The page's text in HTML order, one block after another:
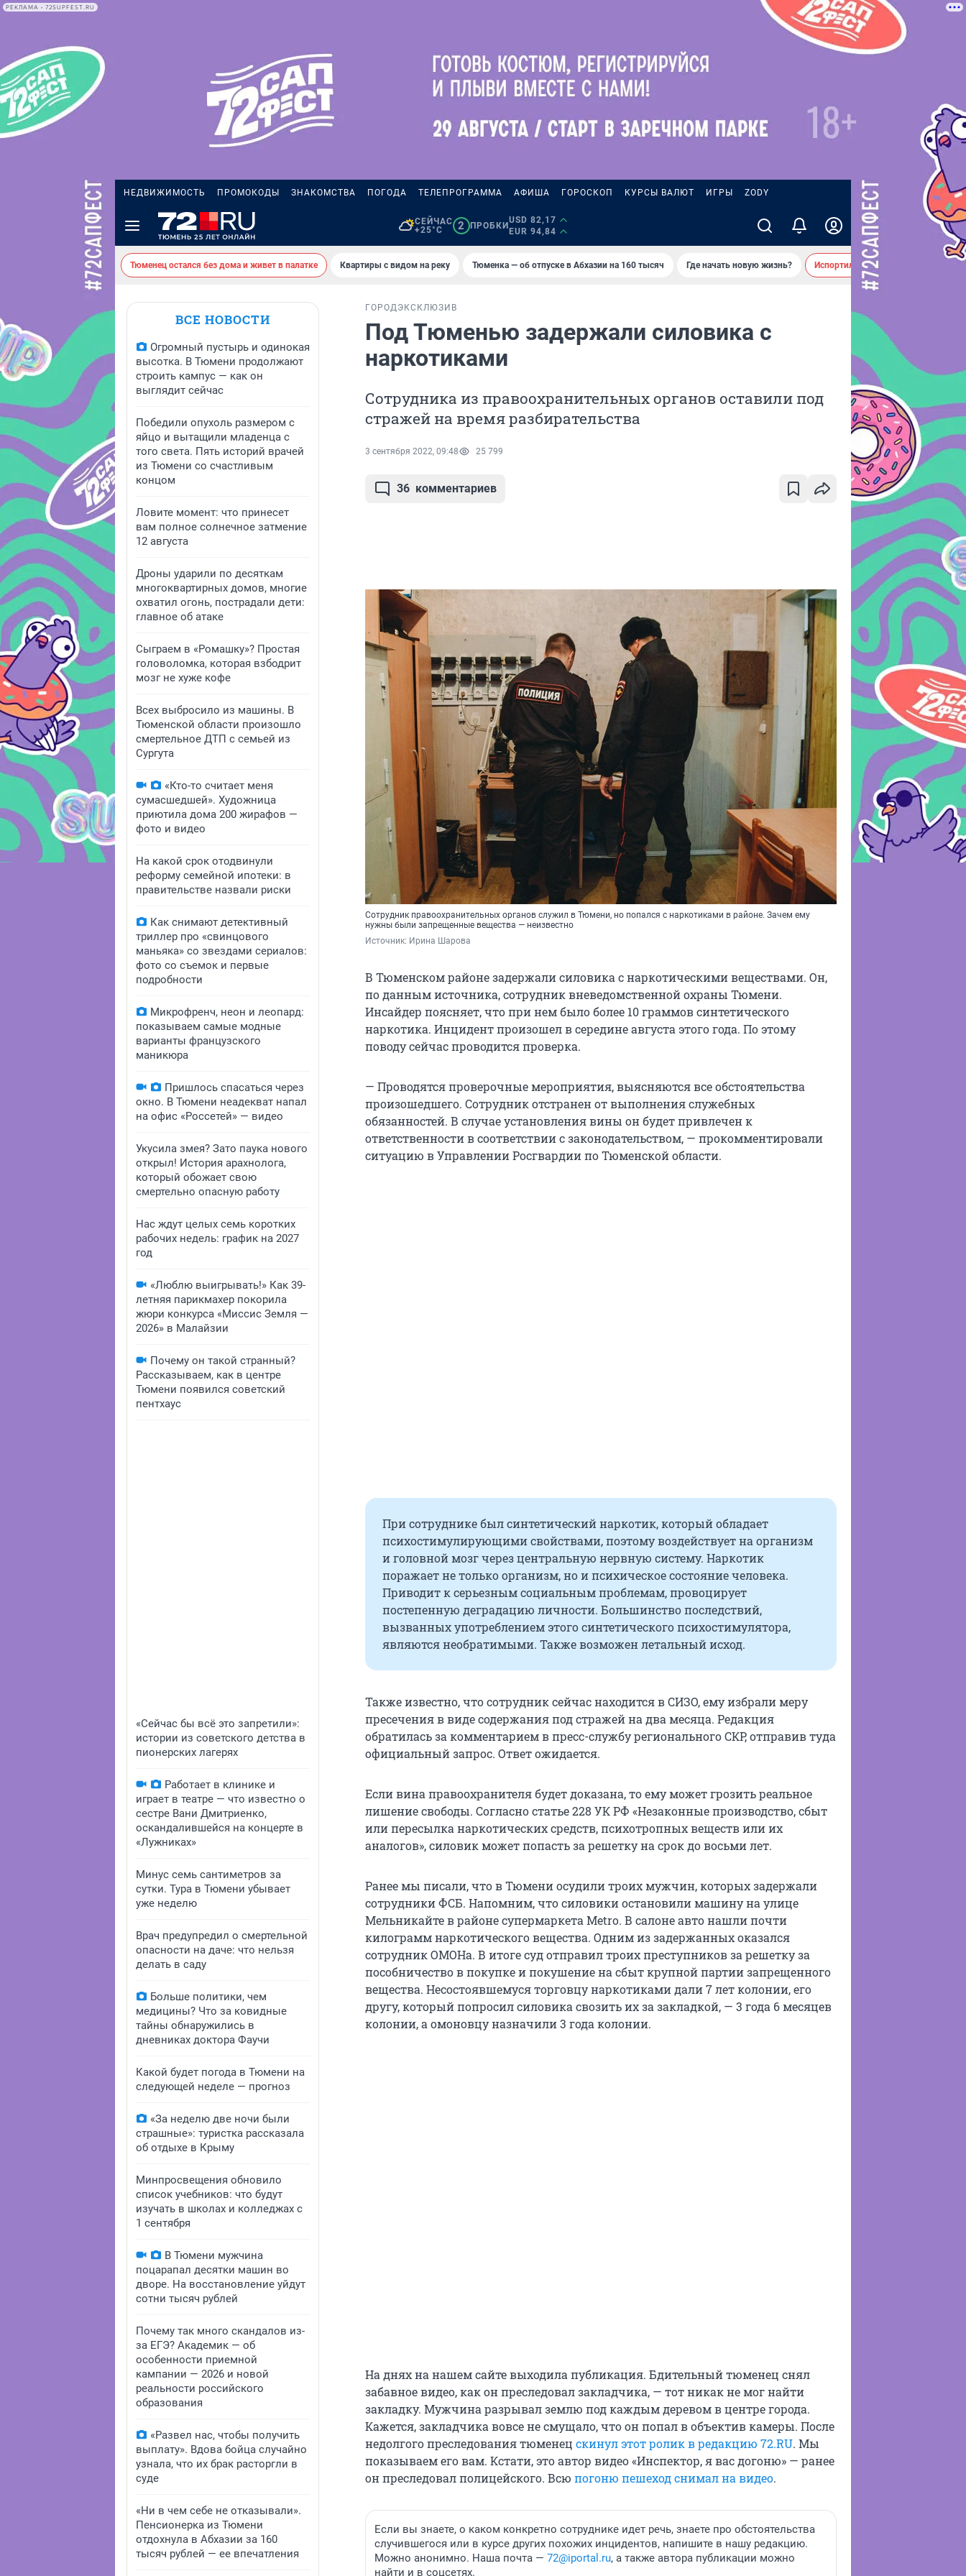
РЕКЛАМА • 72SUPFEST.RU
НЕДВИЖИМОСТЬ ПРОМОКОДЫ ЗНАКОМСТВА ПОГОДА ТЕЛЕПРОГРАММА АФИША ГОРОСКОП КУРСЫ ВАЛЮТ ИГРЫ ZODY
СЕЙЧАС
+25°C
2 ПРОБКИ
USD 82,17
EUR 94,84
Тюменец остался без дома и живет в палатке Квартиры с видом на реку Тюменка — об отпуске в Абхазии на 160 тысяч Где начать новую жизнь? Испортил десятки машин во дворе
ВСЕ НОВОСТИ
Огромный пустырь и одинокая
высотка. В Тюмени продолжают
строить кампус — как он
выглядит сейчас
Победили опухоль размером с
яйцо и вытащили младенца с
того света. Пять историй врачей
из Тюмени со счастливым
концом
Ловите момент: что принесет
вам полное солнечное затмение
12 августа
Дроны ударили по десяткам
многоквартирных домов, многие
охватил огонь, пострадали дети:
главное об атаке
Сыграем в «Ромашку»? Простая
головоломка, которая взбодрит
мозг не хуже кофе
Всех выбросило из машины. В
Тюменской области произошло
смертельное ДТП с семьей из
Сургута
«Кто-то считает меня
сумасшедшей». Художница
приютила дома 200 жирафов —
фото и видео
На какой срок отодвинули
реформу семейной ипотеки: в
правительстве назвали риски
Как снимают детективный
триллер про «свинцового
маньяка» со звездами сериалов:
фото со съемок и первые
подробности
Микрофренч, неон и леопард:
показываем самые модные
варианты французского
маникюра
Пришлось спасаться через
окно. В Тюмени неадекват напал
на офис «Россетей» — видео
Укусила змея? Зато паука нового
открыл! История арахнолога,
который обожает свою
смертельно опасную работу
Нас ждут целых семь коротких
рабочих недель: график на 2027
год
«Люблю выигрывать!» Как 39-
летняя парикмахер покорила
жюри конкурса «Миссис Земля —
2026» в Малайзии
Почему он такой странный?
Рассказываем, как в центре
Тюмени появился советский
пентхаус
«Сейчас бы всё это запретили»:
истории из советского детства в
пионерских лагерях
Работает в клинике и
играет в театре — что известно о
сестре Вани Дмитриенко,
оскандалившейся на концерте в
«Лужниках»
Минус семь сантиметров за
сутки. Тура в Тюмени убывает
уже неделю
Врач предупредил о смертельной
опасности на даче: что нельзя
делать в саду
Больше политики, чем
медицины? Что за ковидные
тайны обнаружились в
дневниках доктора Фаучи
Какой будет погода в Тюмени на
следующей неделе — прогноз
«За неделю две ночи были
страшные»: туристка рассказала
об отдыхе в Крыму
Минпросвещения обновило
список учебников: что будут
изучать в школах и колледжах с
1 сентября
В Тюмени мужчина
поцарапал десятки машин во
дворе. На восстановление уйдут
сотни тысяч рублей
Почему так много скандалов из-
за ЕГЭ? Академик — об
особенности приемной
кампании — 2026 и новой
реальности российского
образования
«Развел нас, чтобы получить
выплату». Вдова бойца случайно
узнала, что их брак расторгли в
суде
«Ни в чем себе не отказывали».
Пенсионерка из Тюмени
отдохнула в Абхазии за 160
тысяч рублей — ее впечатления
ГОРОДЭКСКЛЮЗИВ
Под Тюменью задержали силовика с
наркотиками
Сотрудника из правоохранительных органов оставили под
стражей на время разбирательства
3 сентября 2022, 09:48 25 799
36 комментариев
Сотрудник правоохранительных органов служил в Тюмени, но попался с наркотиками в районе. Зачем ему
нужны были запрещенные вещества — неизвестно
Источник: Ирина Шарова
В Тюменском районе задержали силовика с наркотическими веществами. Он,
по данным источника, сотрудник вневедомственной охраны Тюмени.
Инсайдер поясняет, что при нем было более 10 граммов синтетического
наркотика. Инцидент произошел в середине августа этого года. По этому
поводу сейчас проводится проверка.
— Проводятся проверочные мероприятия, выясняются все обстоятельства
произошедшего. Сотрудник отстранен от выполнения служебных
обязанностей. В случае установления вины он будет привлечен к
ответственности в соответствии с законодательством, — прокомментировали
ситуацию в Управлении Росгвардии по Тюменской области.
При сотруднике был синтетический наркотик, который обладает
психостимулирующими свойствами, поэтому воздействует на организм
и головной мозг через центральную нервную систему. Наркотик
поражает не только организм, но и психическое состояние человека.
Приводит к серьезным социальным проблемам, провоцирует
постепенную деградацию личности. Большинство последствий,
вызванных употреблением этого синтетического психостимулятора,
являются необратимыми. Также возможен летальный исход.
Также известно, что сотрудник сейчас находится в СИЗО, ему избрали меру
пресечения в виде содержания под стражей на два месяца. Редакция
обратилась за комментарием в пресс-службу регионального СКР, отправив туда
официальный запрос. Ответ ожидается.
Если вина правоохранителя будет доказана, то ему может грозить реальное
лишение свободы. Согласно статье 228 УК РФ «Незаконные производство, сбыт
или пересылка наркотических средств, психотропных веществ или их
аналогов», силовик может попасть за решетку на срок до восьми лет.
Ранее мы писали, что в Тюмени осудили троих мужчин, которых задержали
сотрудники ФСБ. Напомним, что силовики остановили машину на улице
Мельникайте в районе супермаркета Metro. В салоне авто нашли почти
килограмм наркотического вещества. Одним из задержанных оказался
сотрудник ОМОНа. В итоге суд отправил троих преступников за решетку за
пособничество в покупке и покушение на сбыт крупной партии запрещенного
вещества. Несостоявшемуся торговцу наркотиками дали 7 лет колонии, его
другу, который попросил силовика свозить их за закладкой, — 3 года 6 месяцев
колонии, а омоновцу назначили 3 года колонии.
На днях на нашем сайте выходила публикация. Бдительный тюменец снял
забавное видео, как он преследовал закладчика, — тот никак не мог найти
закладку. Мужчина разрывал землю под каждым деревом в центре города.
Кажется, закладчика вовсе не смущало, что он попал в объектив камеры. После
недолгого преследования тюменец скинул этот ролик в редакцию 72.RU. Мы
показываем его вам. Кстати, это автор видео «Инспектор, я вас догоню» — ранее
он преследовал полицейского. Всю погоню пешеход снимал на видео.
Если вы знаете, о каком конкретно сотруднике идет речь, знаете про обстоятельства
случившегося или в курсе других похожих инцидентов, напишите в нашу редакцию.
Можно анонимно. Наша почта — 72@iportal.ru, а также автора публикации можно
найти и в соцсетях.